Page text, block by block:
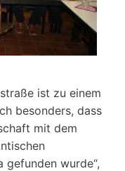
ist zu einem
besonders, dass
mit dem
gefunden wurde“,